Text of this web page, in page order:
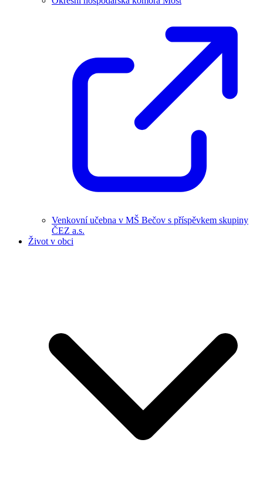
Venkovní učebna v MŠ Bečov s příspěvkem skupiny
ČEZ a.s.
Život v obci